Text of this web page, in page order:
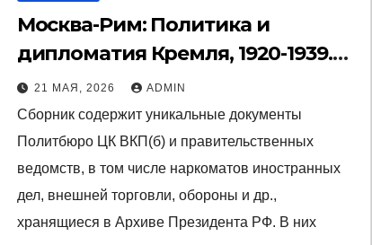
Москва-Рим: Политика и
дипломатия Кремля, 1920-1939.
Сборник документов. (2002) *
Книга
21 МАЯ, 2026 ADMIN
Сборник содержит уникальные документы
Политбюро ЦК ВКП(б) и правительственных
ведомств, в том числе наркоматов иностранных
дел, внешней торговли, обороны и др.,
хранящиеся в Архиве Президента РФ. В них